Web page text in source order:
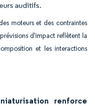
auditifs.
moteurs et des contraintes
d'impact reflètent la
et les interactions
renforce